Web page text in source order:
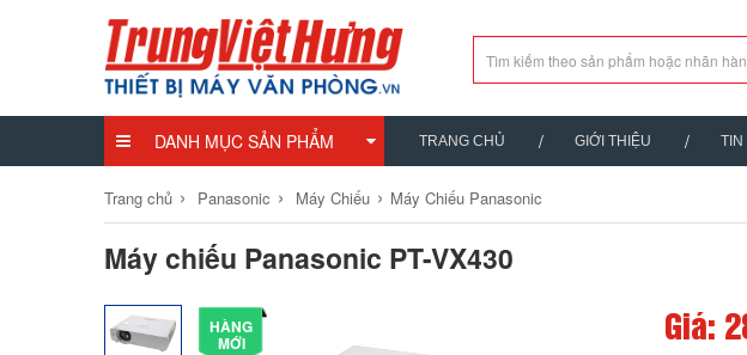
DANH MỤC SẢN PHẨM TRANG CHỦ GIỚI THIỆU TIN
Trang chủ › Panasonic › Máy Chiếu › Máy Chiếu Panasonic
Máy chiếu Panasonic PT-VX430
HÀNG
MỚI Giá: